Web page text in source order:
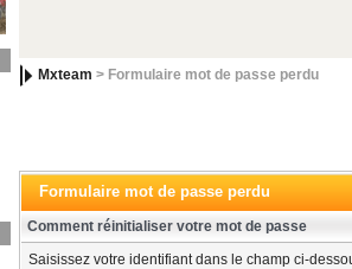
Mxteam > Formulaire mot de passe perdu
Formulaire mot de passe perdu
Comment réinitialiser votre mot de passe
Saisissez votre identifiant dans le champ ci-